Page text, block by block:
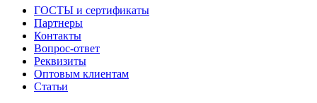
ГОСТЫ и сертификаты
Партнеры
Контакты
Вопрос-ответ
Реквизиты
Оптовым клиентам
Статьи